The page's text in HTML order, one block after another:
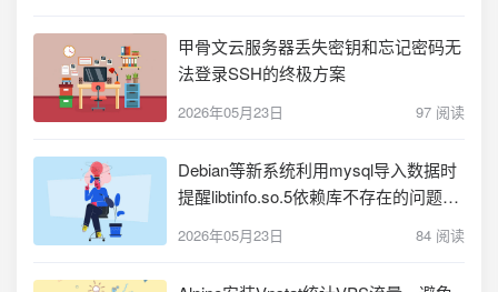
甲骨文云服务器丢失密钥和忘记密码无
法登录SSH的终极方案
2026年05月23日 97 阅读
Debian等新系统利用mysql导入数据时
提醒libtinfo.so.5依赖库不存在的问题解
2026年05月23日 84 阅读